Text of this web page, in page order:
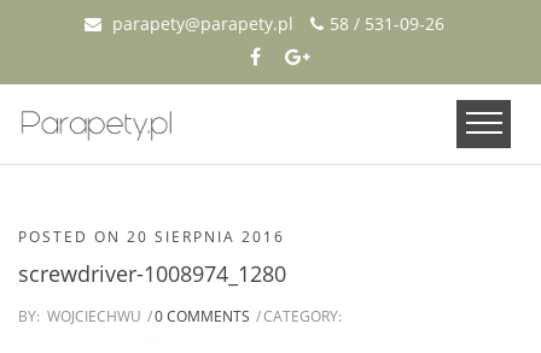
parapety@parapety.pl 58 / 531-09-26
POSTED ON 20 SIERPNIA 2016
screwdriver-1008974_1280
BY: WOJCIECHWU 0 COMMENTS CATEGORY: